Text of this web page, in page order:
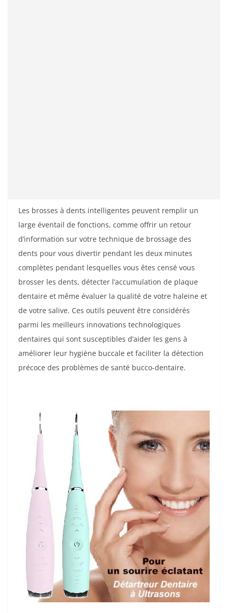
Les brosses à dents intelligentes peuvent remplir un
large éventail de fonctions, comme offrir un retour
d’information sur votre technique de brossage des
dents pour vous divertir pendant les deux minutes
complètes pendant lesquelles vous êtes censé vous
brosser les dents, détecter l’accumulation de plaque
dentaire et même évaluer la qualité de votre haleine et
de votre salive. Ces outils peuvent être considérés
parmi les meilleurs innovations technologiques
dentaires qui sont susceptibles d’aider les gens à
améliorer leur hygiène buccale et faciliter la détection
précoce des problèmes de santé bucco-dentaire.